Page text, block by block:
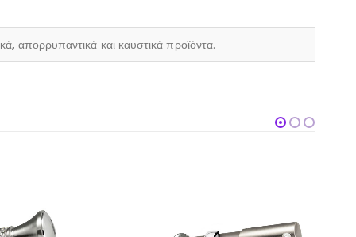
απορρυπαντικά και καυστικά προϊόντα.